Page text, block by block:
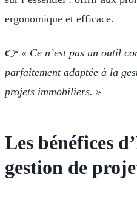
ergonomique et efficace.
👉 « Ce n’est pas un outil
parfaitement adaptée à la
projets immobiliers. »
Les bénéfices
gestion de